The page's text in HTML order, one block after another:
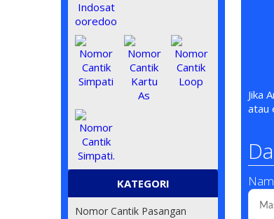
KATEGORI
Nomor Cantik Pasangan
Jika
atau